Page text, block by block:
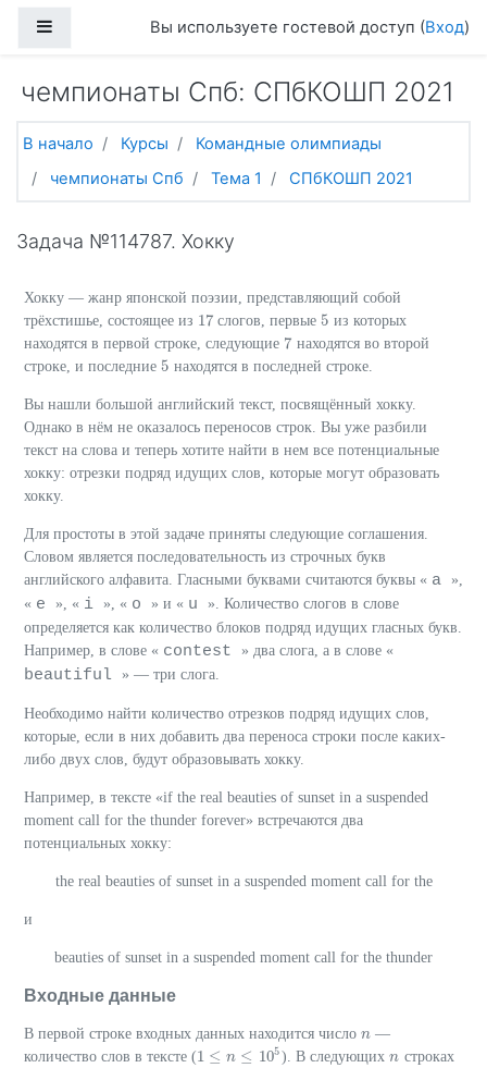
Боковая панельВы используете гостевой доступ (Вход)
чемпионаты Спб: СПбКОШП 2021
В начало Курсы
Командные олимпиады
чемпионаты Спб
Тема 1 СПбКОШП 2021
Задача №114787. Хокку
Хокку — жанр японской поэзии, представляющий собой
трёхстишье, состоящее из 17
17 слогов, первые5
5 из которых
находятся в первой строке, следующие 7
7 находятся во второй
строке, и последние 5
5 находятся в последней строке.
Вы нашли большой английский текст, посвящённый хокку.
Однако в нём не оказалось переносов строк. Вы уже разбили
текст на слова и теперь хотите найти в нем все потенциальные
хокку: отрезки подряд идущих слов, которые могут образовать
хокку.
Для простоты в этой задаче приняты следующие соглашения.
Словом является последовательность из строчных букв
английского алфавита. Гласными буквами считаются буквы « a
»,
« e », « i », « o » и « u
». Количество слогов в слове
определяется как количество блоков подряд идущих гласных букв.
Например, в слове « contest » два слога, а в слове «
beautiful » — три слога.
Необходимо найти количество отрезков подряд идущих слов,
которые, если в них добавить два переноса строки после каких-
либо двух слов, будут образовывать хокку.
Например, в тексте «if the real beauties of sunset in a suspended
moment call for the thunder forever» встречаются два
потенциальных хокку:
the real beauties of sunset in a suspended moment call for the
и
beauties of sunset in a suspended moment call for the thunder
Входные данные
В первой строке входных данных находится число n
n —
количество слов в тексте (1 ≤ n ≤ 105
1 ≤n ≤105 ). В следующихn
n строках